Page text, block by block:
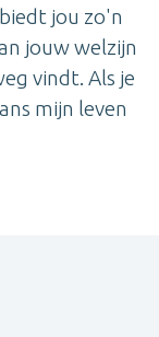
jou zo'n
jouw welzijn
vindt. Als je
mijn leven